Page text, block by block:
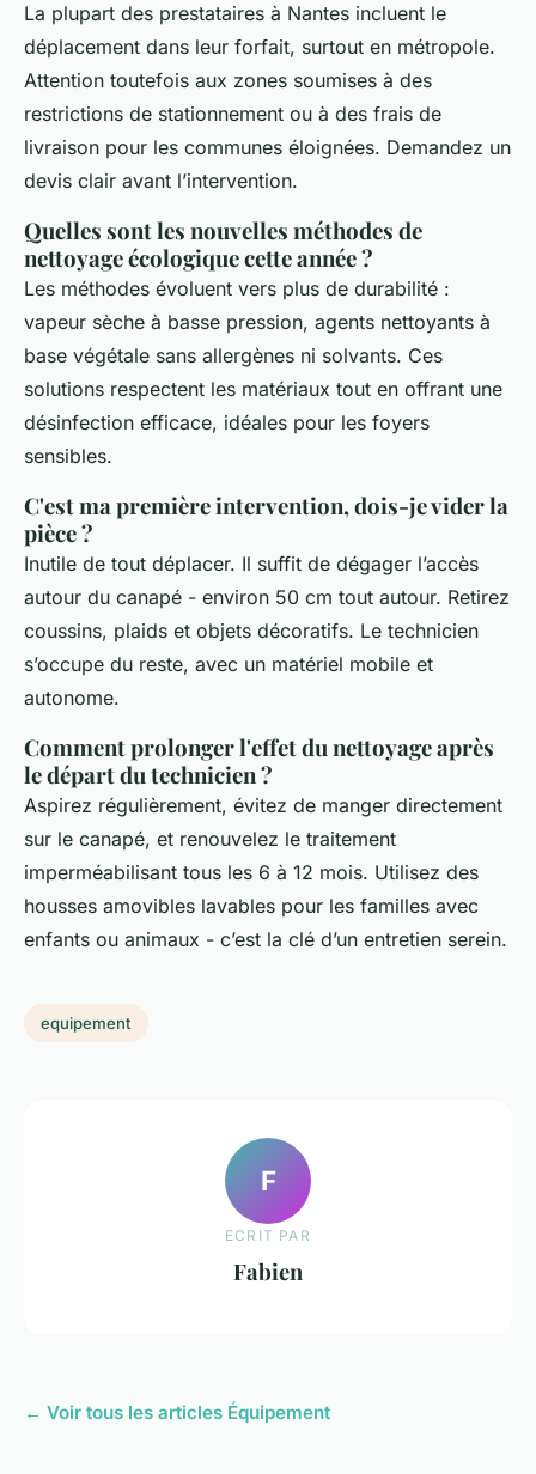
La plupart des prestataires à Nantes incluent le
déplacement dans leur forfait, surtout en métropole.
Attention toutefois aux zones soumises à des
restrictions de stationnement ou à des frais de
livraison pour les communes éloignées. Demandez un
devis clair avant l’intervention.
Quelles sont les nouvelles méthodes de
nettoyage écologique cette année ?
Les méthodes évoluent vers plus de durabilité :
vapeur sèche à basse pression, agents nettoyants à
base végétale sans allergènes ni solvants. Ces
solutions respectent les matériaux tout en offrant une
désinfection efficace, idéales pour les foyers
sensibles.
C'est ma première intervention, dois-je vider la
pièce ?
Inutile de tout déplacer. Il suffit de dégager l’accès
autour du canapé - environ 50 cm tout autour. Retirez
coussins, plaids et objets décoratifs. Le technicien
s’occupe du reste, avec un matériel mobile et
autonome.
Comment prolonger l'effet du nettoyage après
le départ du technicien ?
Aspirez régulièrement, évitez de manger directement
sur le canapé, et renouvelez le traitement
imperméabilisant tous les 6 à 12 mois. Utilisez des
housses amovibles lavables pour les familles avec
enfants ou animaux - c’est la clé d’un entretien serein.
equipement
F
ECRIT PAR
Fabien
← Voir tous les articles Équipement